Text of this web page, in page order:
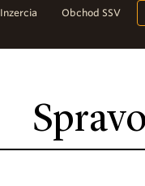
Inzercia Obchod SSV